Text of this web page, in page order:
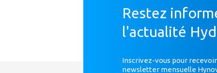
Restez
l'actualité
Inscrivez-vous pour
newsletter mensuelle